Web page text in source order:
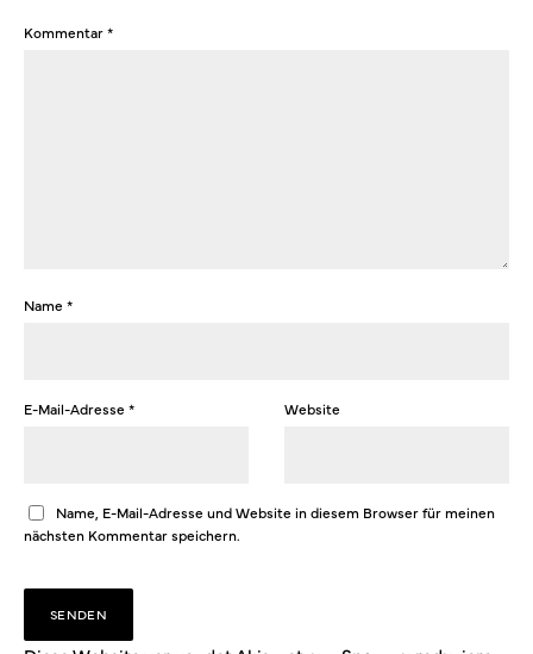
Kommentar*
Name *
E-Mail-Adresse * Website
Name, E-Mail-Adresse und Website in diesem Browser für meinen
nächsten Kommentar speichern.